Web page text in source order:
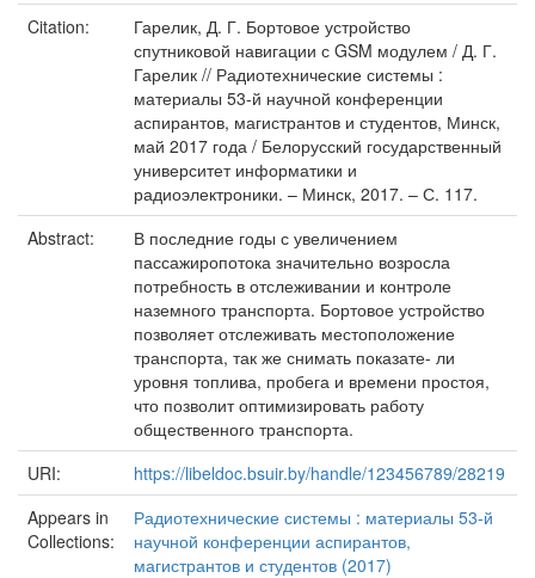
Citation:
Гарелик, Д. Г. Бортовое устройство
спутниковой навигации с GSM модулем / Д. Г.
Гарелик // Радиотехнические системы :
материалы 53-й научной конференции
аспирантов, магистрантов и студентов, Минск,
май 2017 года / Белорусский государственный
университет информатики и
радиоэлектроники. – Минск, 2017. – С. 117.
Abstract:
В последние годы с увеличением
пассажиропотока значительно возросла
потребность в отслеживании и контроле
наземного транспорта. Бортовое устройство
позволяет отслеживать местоположение
транспорта, так же снимать показате- ли
уровня топлива, пробега и времени простоя,
что позволит оптимизировать работу
общественного транспорта.
URI:
https://libeldoc.bsuir.by/handle/123456789/28219
Appears in
Collections:
Радиотехнические системы : материалы 53-й
научной конференции аспирантов,
магистрантов и студентов (2017)